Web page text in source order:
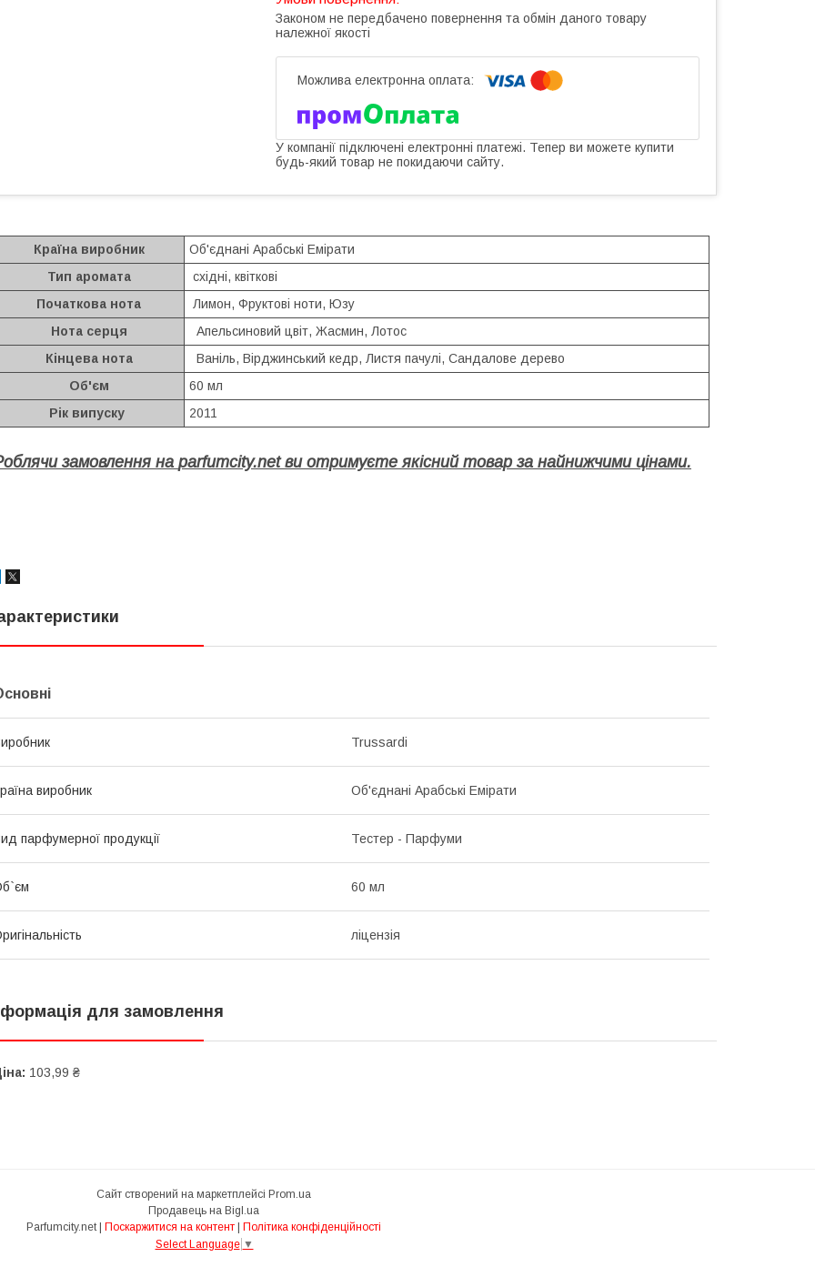
Законом не передбачено повернення та обмін даного товару
належної якості
У компанії підключені електронні платежі. Тепер ви можете купити
будь-який товар не покидаючи сайту.
Країна виробник
Об'єднані Арабські Емірати
Тип аромата
східні, квіткові
Початкова нота
Лимон, Фруктові ноти, Юзу
Нота серця
Апельсиновий цвіт, Жасмин, Лотос
Кінцева нота
Ваніль, Вірджинський кедр, Листя пачулі, Сандалове дерево
Об'єм
60 мл
Рік випуску
2011
замовлення на parfumcity.netви отримуєте якісний товар за найнижчими цінами.
Trussardi
виробник Об'єднані Арабські Емірати
парфумерної продукції Тестер - Парфуми
60 мл
ліцензія
для замовлення
103,99 ₴
Сайт створений на маркетплейсі Prom.ua
Продавець на Bigl.ua
Поскаржитися на контент
Політика конфіденційності
Select Language ▼